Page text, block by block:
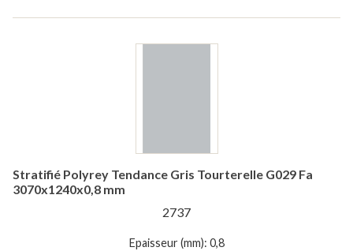
Stratifié Polyrey Tendance Gris Tourterelle G029 Fa
3070x1240x0,8 mm
2737
Epaisseur (mm): 0,8